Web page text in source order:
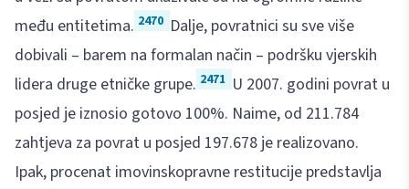
među entitetima. 2470 Dalje, povratnici su sve više
dobivali – barem na formalan način – podršku vjerskih
lidera druge etničke grupe. 2471 U 2007. godini povrat u
posjed je iznosio gotovo 100%. Naime, od 211.784
zahtjeva za povrat u posjed 197.678 je realizovano.
Ipak, procenat imovinskopravne restitucije predstavlja